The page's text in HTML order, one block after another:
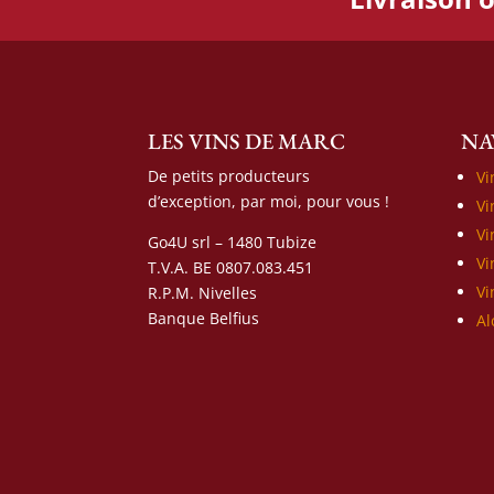
LES VINS DE MARC
De petits producteurs
d’exception, par moi, pour vous !
Go4U srl – 1480 Tubize
T.V.A. BE 0807.083.451
R.P.M. Nivelles
Banque Belfius